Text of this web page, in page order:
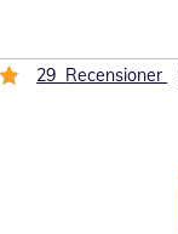
29 Recensioner